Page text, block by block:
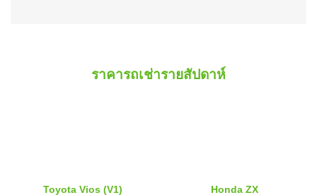
ราคารถเช่ารายสัปดาห์
Toyota Vios (V1)
Honda ZX